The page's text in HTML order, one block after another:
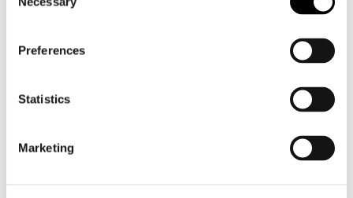
Selection
Preferences
Statistics
MarketingCONSOLE TABLE 296X61XH58,5 CM